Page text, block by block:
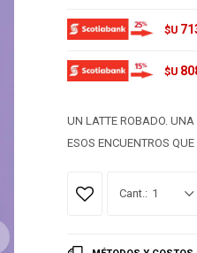
$U
$U
UN LATTE ROBADO.
ESOS ENCUENTROS
1